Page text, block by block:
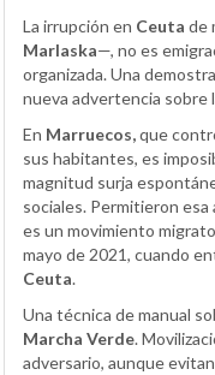
La irrupción en Ceuta de
Marlaska—, no es
organizada. Una
nueva advertencia sobre
En Marruecos,que
sus habitantes, es
magnitud surja
sociales. Permitieron
es un movimiento
mayo de 2021, cuando
Ceuta.
Una técnica de manual
Marcha Verde.
adversario, aunque